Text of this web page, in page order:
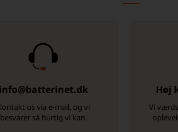
info@batterinet.dk
os via e-mail, og vi
besvarer så hurtig vi kan.
Høj
Vi